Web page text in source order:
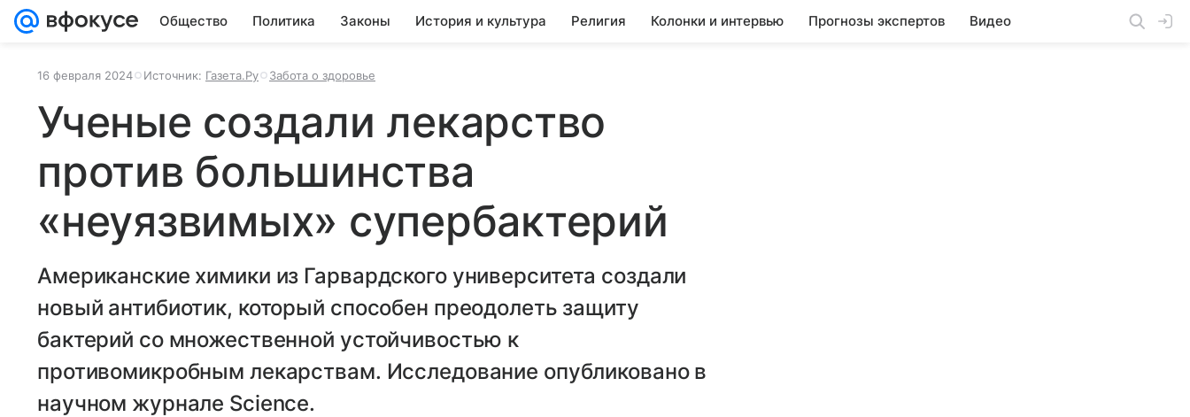
Общество Политика Законы История и культура Религия Колонки и интервью Прогнозы экспертов Видео
16 февраля 2024 Источник: Газета.Ру Забота о здоровье
Ученые создали лекарство
против большинства
«неуязвимых» супербактерий
Американские химики из Гарвардского университета создали
новый антибиотик, который способен преодолеть защиту
бактерий со множественной устойчивостью к
противомикробным лекарствам. Исследование опубликовано в
научном журнале Science.